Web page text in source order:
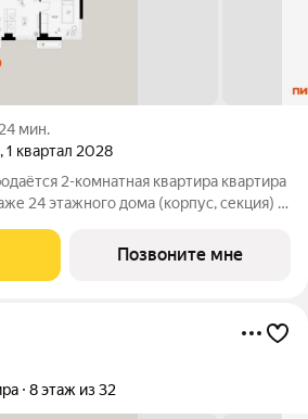
24 мин.
, 1 квартал 2028
2-комнатная квартира квартира
24 этажного дома (корпус, секция) в
метро «Кантемировская» и 20
Позвоните мне
8 этаж из 32